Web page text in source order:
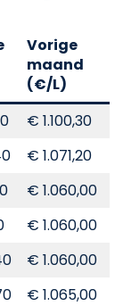
Vorige
maand
(€/L)
€ 1.100,30
€ 1.071,20
€ 1.060,00
€ 1.060,00
€ 1.060,00
€ 1.065,00